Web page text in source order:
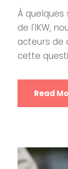
À
de l'IKW,
acteurs de
cette
Read